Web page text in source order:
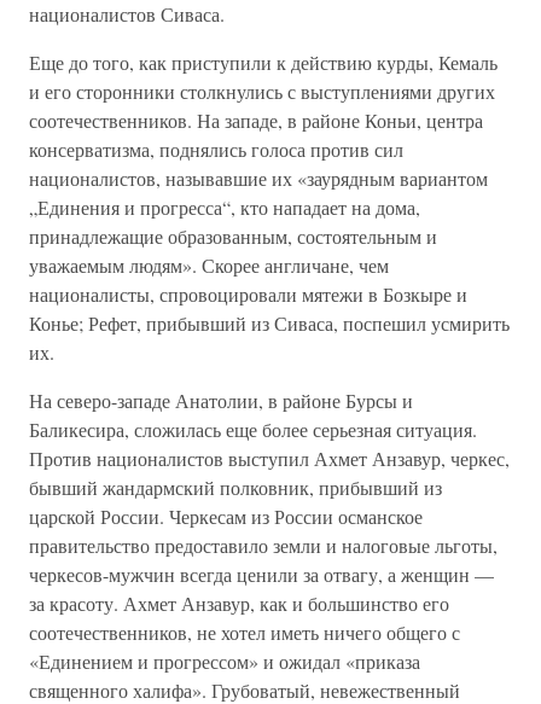
националистов Сиваса.
Еще до того, как приступили к действию курды, Кемаль
и его сторонники столкнулись с выступлениями других
соотечественников. На западе, в районе Коньи, центра
консерватизма, поднялись голоса против сил
националистов, называвшие их «заурядным вариантом
„Единения и прогресса“, кто нападает на дома,
принадлежащие образованным, состоятельным и
уважаемым людям». Скорее англичане, чем
националисты, спровоцировали мятежи в Бозкыре и
Конье; Рефет, прибывший из Сиваса, поспешил усмирить
их.
На северо-западе Анатолии, в районе Бурсы и
Баликесира, сложилась еще более серьезная ситуация.
Против националистов выступил Ахмет Анзавур, черкес,
бывший жандармский полковник, прибывший из
царской России. Черкесам из России османское
правительство предоставило земли и налоговые льготы,
черкесов-мужчин всегда ценили за отвагу, а женщин —
за красоту. Ахмет Анзавур, как и большинство его
соотечественников, не хотел иметь ничего общего с
«Единением и прогрессом» и ожидал «приказа
священного халифа». Грубоватый, невежественный